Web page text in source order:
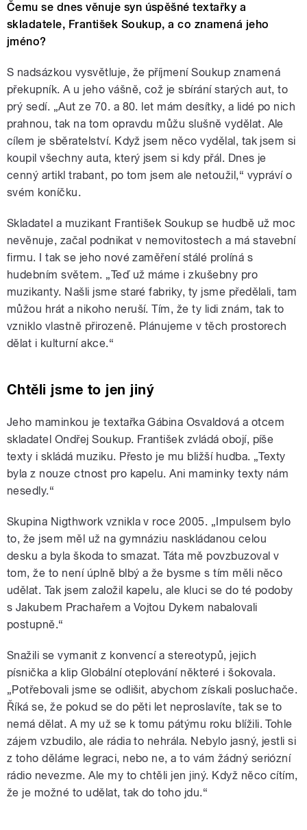
Čemu se dnes věnuje syn úspěšné textařky a
skladatele, František Soukup, a co znamená jeho
jméno?
S nadsázkou vysvětluje, že příjmení Soukup znamená
překupník. A u jeho vášně, což je sbírání starých aut, to
prý sedí. „Aut ze 70. a 80. let mám desítky, a lidé po nich
prahnou, tak na tom opravdu můžu slušně vydělat. Ale
cílem je sběratelství. Když jsem něco vydělal, tak jsem si
koupil všechny auta, který jsem si kdy přál. Dnes je
cenný artikl trabant, po tom jsem ale netoužil,“ vypráví o
svém koníčku.
Skladatel a muzikant František Soukup se hudbě už moc
nevěnuje, začal podnikat v nemovitostech a má stavební
firmu. I tak se jeho nové zaměření stálé prolíná s
hudebním světem. „Teď už máme i zkušebny pro
muzikanty. Našli jsme staré fabriky, ty jsme předělali, tam
můžou hrát a nikoho neruší. Tím, že ty lidi znám, tak to
vzniklo vlastně přirozeně. Plánujeme v těch prostorech
dělat i kulturní akce.“
Chtěli jsme to jen jiný
Jeho maminkou je textařka Gábina Osvaldová a otcem
skladatel Ondřej Soukup. František zvládá obojí, píše
texty i skládá muziku. Přesto je mu bližší hudba. „Texty
byla z nouze ctnost pro kapelu. Ani maminky texty nám
nesedly.“
Skupina Nigthwork vznikla v roce 2005. „Impulsem bylo
to, že jsem měl už na gymnáziu naskládanou celou
desku a byla škoda to smazat. Táta mě povzbuzoval v
tom, že to není úplně blbý a že bysme s tím měli něco
udělat. Tak jsem založil kapelu, ale kluci se do té podoby
s Jakubem Prachařem a Vojtou Dykem nabalovali
postupně.“
Snažili se vymanit z konvencí a stereotypů, jejich
písnička a klip Globální oteplování některé i šokovala.
„Potřebovali jsme se odlišit, abychom získali posluchače.
Říká se, že pokud se do pěti let neproslavíte, tak se to
nemá dělat. A my už se k tomu pátýmu roku blížili. Tohle
zájem vzbudilo, ale rádia to nehrála. Nebylo jasný, jestli si
z toho děláme legraci, nebo ne, a to vám žádný seriózní
rádio nevezme. Ale my to chtěli jen jiný. Když něco cítím,
že je možné to udělat, tak do toho jdu.“